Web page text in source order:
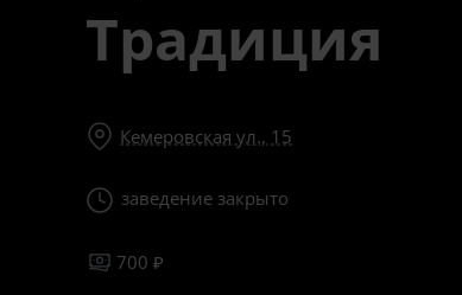
Традиция
Кемеровская ул., 15
заведение закрыто
700 ₽